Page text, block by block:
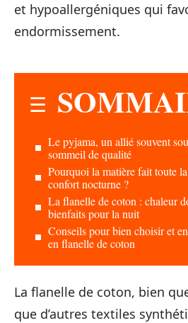
et hypoallergéniques qui
endormissement.
Le pyjama, un allié souvent
sommeil de qualité
Pourquoi la matière fait toute
confort nocturne ?
La flanelle de coton : chaleur
bienfaits pour la nuit
Conseils pour bien choisir et
en flanelle de coton
La flanelle de coton, bien
que d’autres textiles